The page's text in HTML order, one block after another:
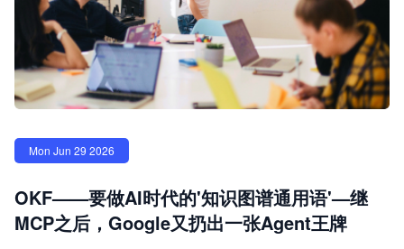
Mon Jun 29 2026
OKF——要做AI时代的'知识图谱通用语'—继
MCP之后，Google又扔出一张Agent王牌